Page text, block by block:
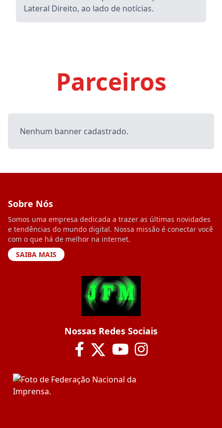
Lateral Direito, ao lado de notícias.
Parceiros
Nenhum banner cadastrado.
Sobre Nós
Somos uma empresa dedicada a trazer as últimas novidades
e tendências do mundo digital. Nossa missão é conectar você
com o que há de melhor na internet.
SAIBA MAIS
Nossas Redes Sociais